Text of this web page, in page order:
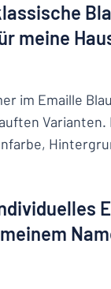
meine
im Emaille